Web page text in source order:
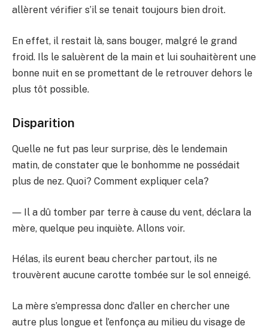
allèrent vérifier s’il se tenait toujours bien droit.
En effet, il restait là, sans bouger, malgré le grand
froid. Ils le saluèrent de la main et lui souhaitèrent une
bonne nuit en se promettant de le retrouver dehors le
plus tôt possible.
Disparition
Quelle ne fut pas leur surprise, dès le lendemain
matin, de constater que le bonhomme ne possédait
plus de nez. Quoi? Comment expliquer cela?
― Il a dû tomber par terre à cause du vent, déclara la
mère, quelque peu inquiète. Allons voir.
Hélas, ils eurent beau chercher partout, ils ne
trouvèrent aucune carotte tombée sur le sol enneigé.
La mère s’empressa donc d’aller en chercher une
autre plus longue et l’enfonça au milieu du visage de